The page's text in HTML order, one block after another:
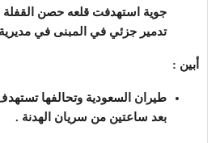
جوية استهدفت قلعه حصن القفلة
تدمير جزئي في المبنى في
أبين :
بعد ساعتين من سريان الهدنة .